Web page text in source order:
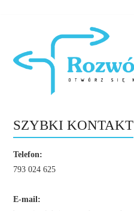
SZYBKI KONTAKT
Telefon:
793 024 625
E-mail: